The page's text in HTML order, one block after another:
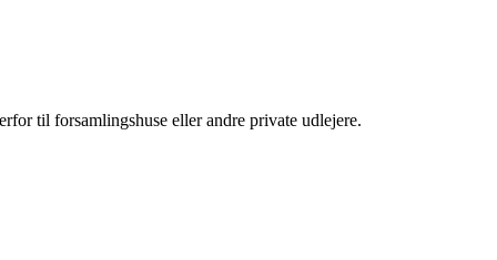
til forsamlingshuse eller andre private udlejere.